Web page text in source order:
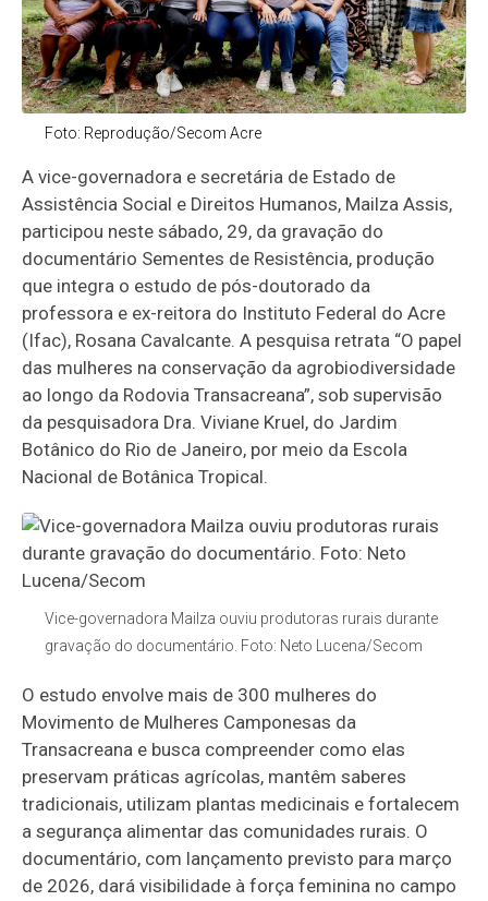
Foto: Reprodução/Secom Acre
A vice-governadora e secretária de Estado de
Assistência Social e Direitos Humanos, Mailza Assis,
participou neste sábado, 29, da gravação do
documentário Sementes de Resistência, produção
que integra o estudo de pós-doutorado da
professora e ex-reitora do Instituto Federal do Acre
(Ifac), Rosana Cavalcante. A pesquisa retrata “O papel
das mulheres na conservação da agrobiodiversidade
ao longo da Rodovia Transacreana”, sob supervisão
da pesquisadora Dra. Viviane Kruel, do Jardim
Botânico do Rio de Janeiro, por meio da Escola
Nacional de Botânica Tropical.
Vice-governadora Mailza ouviu produtoras rurais durante
gravação do documentário. Foto: Neto Lucena/Secom
O estudo envolve mais de 300 mulheres do
Movimento de Mulheres Camponesas da
Transacreana e busca compreender como elas
preservam práticas agrícolas, mantêm saberes
tradicionais, utilizam plantas medicinais e fortalecem
a segurança alimentar das comunidades rurais. O
documentário, com lançamento previsto para março
de 2026, dará visibilidade à força feminina no campo